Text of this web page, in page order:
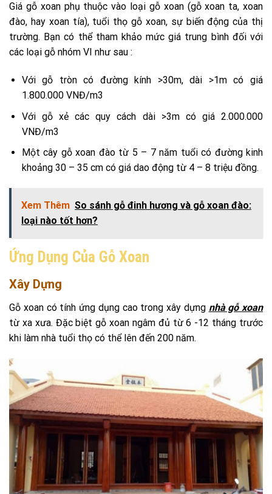
Giá gỗ xoan phụ thuộc vào loại gỗ xoan (gỗ xoan ta, xoan
đào, hay xoan tía), tuổi thọ gỗ xoan, sự biến động của thị
trường. Bạn có thể tham khảo mức giá trung bình đối với
các loại gỗ nhóm VI như sau :
Với gỗ tròn có đường kính >30m, dài >1m có giá
1.800.000 VNĐ/m3
Với gỗ xẻ các quy cách dài >3m có giá 2.000.000
VNĐ/m3
Một cây gỗ xoan đào từ 5 – 7 năm tuổi có đường kinh
khoảng 30 – 35 cm có giá dao động từ 4 – 8 triệu đồng.
Xem Thêm So sánh gỗ đinh hương và gỗ xoan đào:
loại nào tốt hơn?
Ứng Dụng Của Gỗ Xoan
Xây Dựng
Gỗ xoan có tính ứng dụng cao trong xây dựng nhà gỗ xoan
từ xa xưa. Đặc biệt gỗ xoan ngâm đủ từ 6 -12 tháng trước
khi làm nhà tuổi thọ có thể lên đến 200 năm.